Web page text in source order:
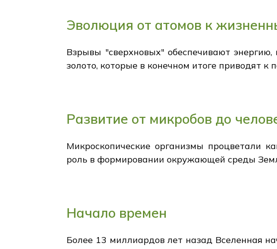
Эволюция от атомов к
Взрывы "сверхновых" обеспечивают
золото, которые в конечном итоге приводят
Развитие от микробов до
Микроскопические организмы процветали
роль в формировании окружающей среды
Начало времен
Более 13 миллиардов лет назад Вселенная